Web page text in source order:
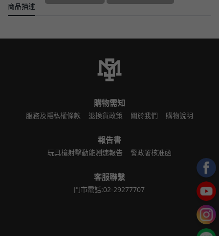
商品描述
購物需知
服務及隱私權條款 退換貨政策 關於我們 購物說明
報告書
玩具槍射擊動能測速報告 警政署核准函
客服聯繫
門市電話:02-29277707